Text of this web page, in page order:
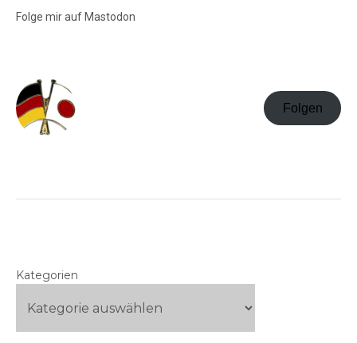
Folge mir auf Mastodon
Folgen
Kategorien